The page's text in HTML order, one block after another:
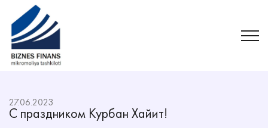
С праздником Курбан Хайит!
27.06.2023